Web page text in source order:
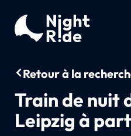
Retour à la
Train de nuit
Leipzig à